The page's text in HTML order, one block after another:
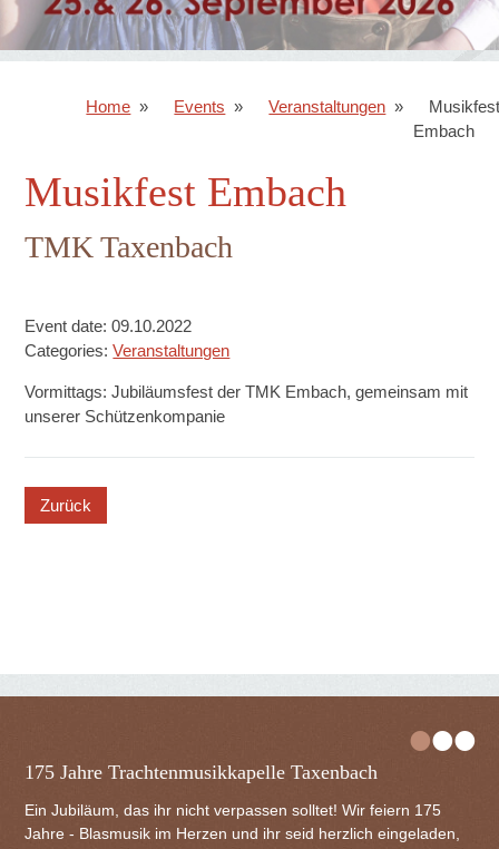
Home Events Veranstaltungen
Embach
Musikfest Embach
TMK Taxenbach
Event date: 09.10.2022
Categories:Veranstaltungen
Vormittags: Jubiläumsfest der TMK Embach, gemeinsam mit
unserer Schützenkompanie
button
•••
175 Jahre Trachtenmusikkapelle Taxenbach
Ein Jubiläum, das ihr nicht verpassen solltet! Wir feiern 175
Jahre - Blasmusik im Herzen und ihr seid herzlich eingeladen,